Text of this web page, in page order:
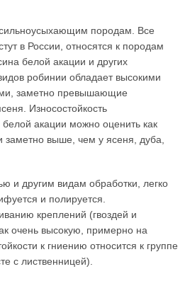
породам. Все
в России, относятся к породам
белой акации и других
робинии обладает высокими
заметно превышающие
Износостойкость
акации можно оценить как
заметно выше, чем у ясеня, дуба,
и другим видам обработки, легко
и полируется.
креплений (гвоздей и
очень высокую, примерно на
к гниению относится к группе
с лиственницей).